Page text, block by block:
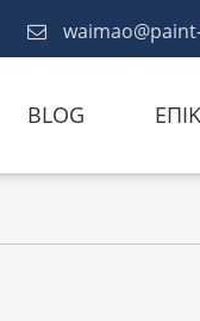
BLOG